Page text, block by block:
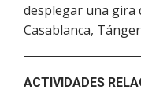
desplegar una gira
Casablanca,
ACTIVIDADES